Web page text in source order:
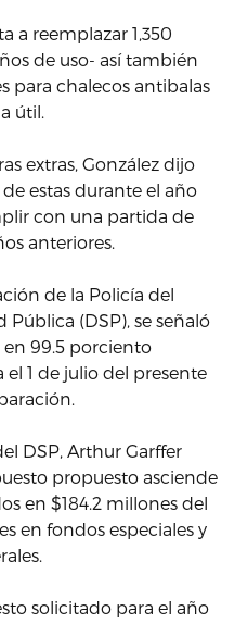
a reemplazar 1,350
de uso- así también
para chalecos antibalas
útil.
extras, González dijo
estas durante el año
con una partida de
anteriores.
de la Policía del
(DSP), se señaló
en 99.5 porciento
1 de julio del presente
DSP, Arthur Garffer
propuesto asciende
en $184.2 millones del
en fondos especiales y
solicitado para el año